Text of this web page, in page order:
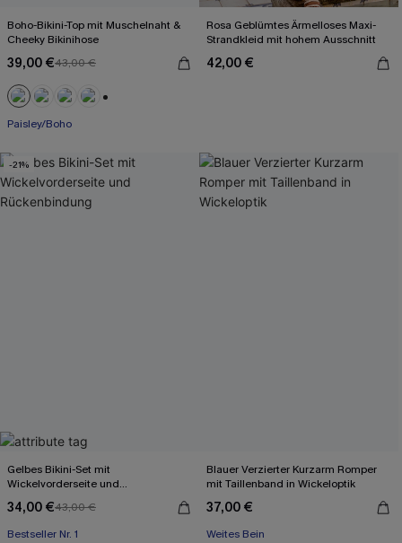
Boho-Bikini-Top mit Muschelnaht &
Cheeky Bikinihose
39,00 €43,00 €
Paisley/Boho
Rosa Geblümtes Ärmelloses Maxi-
Strandkleid mit hohem Ausschnitt
42,00 €
-21%
Gelbes Bikini-Set mit
Wickelvorderseite und
34,00 €43,00 €
Bestseller Nr. 1
Blauer Verzierter Kurzarm Romper
mit Taillenband in Wickeloptik
37,00 €
Weites Bein